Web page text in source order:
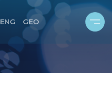
ᲩᲕᲔᲜ ᲨᲔᲡᲐᲮᲔᲑ
ENG GEO